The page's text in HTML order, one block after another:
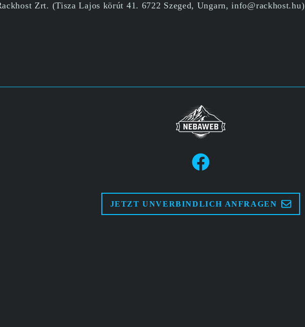
Zrt. (Tisza Lajos körút 41. 6722 Szeged, Ungarn, info@rackhost.hu)
JETZT UNVERBINDLICH ANFRAGEN